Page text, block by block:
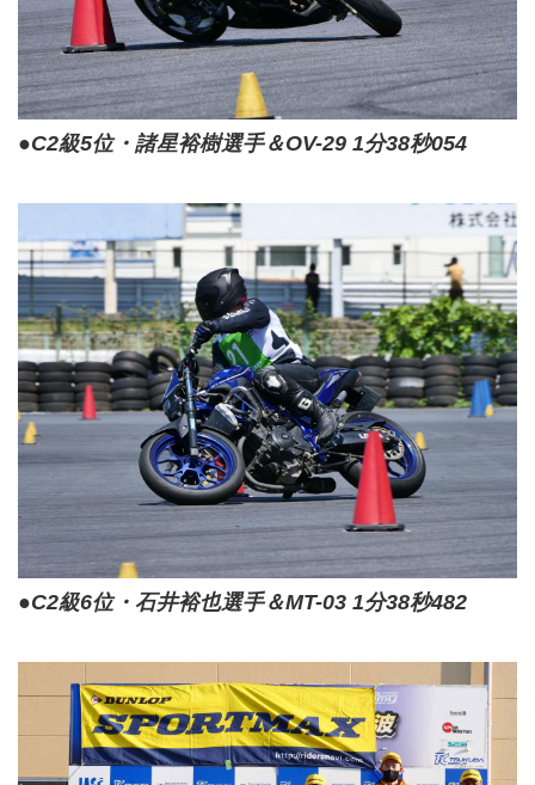
●C2級5位・諸星裕樹選手＆OV-29 1分38秒054
●C2級6位・石井裕也選手＆MT-03 1分38秒482